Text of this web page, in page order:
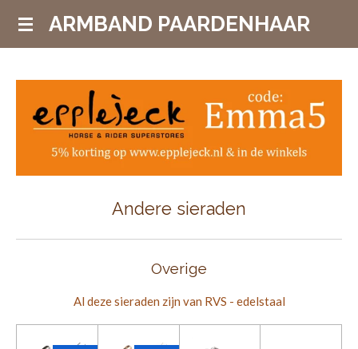
Ga
de
hoofdinhoud
ARMBAND PAARDENHAAR
Andere sieraden
Overige
Al deze sieraden zijn van RVS - edelstaal